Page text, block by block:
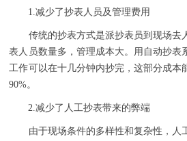
1.减少了抄表人员及管理费用
传统的抄表方式是派抄表员到现场去
表人员数量多，管理成本大。用自动抄表
工作可以在十几分钟内抄完，这部分成本
90%。
2.减少了人工抄表带来的弊端
由于现场条件的多样性和复杂性，人